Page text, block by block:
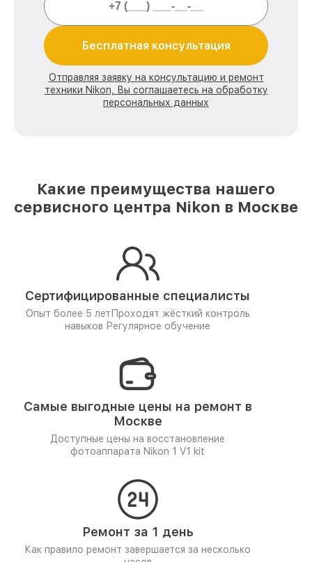
Бесплатная консультация
Отправляя заявку на консультацию и ремонт
техники Nikon, Вы соглашаетесь на обработку
персональных данных
Какие преимущества нашего
сервисного центра Nikon в Москве
Сертифицированные специалисты
Опыт более 5 лет Проходят жёсткий контроль
навыков Регулярное обучение
Самые выгодные цены на ремонт в
Москве
Доступные цены на восстановление
фотоаппарата Nikon 1 V1 kit
Ремонт за 1 день
Как правило ремонт завершается за несколько